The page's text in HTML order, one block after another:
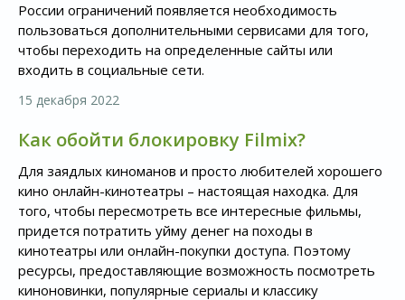
России ограничений появляется необходимость
пользоваться дополнительными сервисами для того,
чтобы переходить на определенные сайты или
входить в социальные сети.
15 декабря 2022
Как обойти блокировку Filmix?
Для заядлых киноманов и просто любителей хорошего
кино онлайн-кинотеатры – настоящая находка. Для
того, чтобы пересмотреть все интересные фильмы,
придется потратить уйму денег на походы в
кинотеатры или онлайн-покупки доступа. Поэтому
ресурсы, предоставляющие возможность посмотреть
киноновинки, популярные сериалы и классику